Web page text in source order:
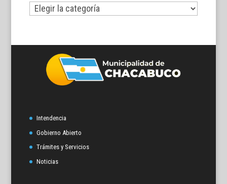
Por
temas
Intendencia
Gobierno Abierto
Trámites y Servicios
Noticias